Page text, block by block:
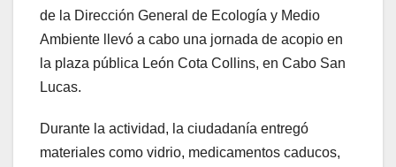
de la Dirección General de Ecología y Medio
Ambiente llevó a cabo una jornada de acopio en
la plaza pública León Cota Collins, en Cabo San
Lucas.
Durante la actividad, la ciudadanía entregó
materiales como vidrio, medicamentos caducos,